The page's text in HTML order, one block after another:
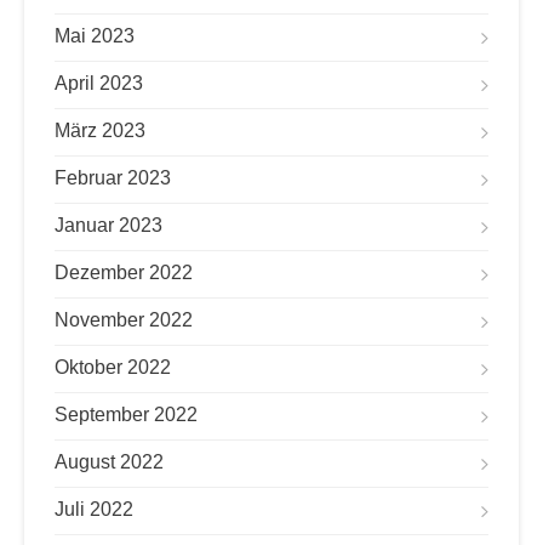
Mai 2023
April 2023
März 2023
Februar 2023
Januar 2023
Dezember 2022
November 2022
Oktober 2022
September 2022
August 2022
Juli 2022